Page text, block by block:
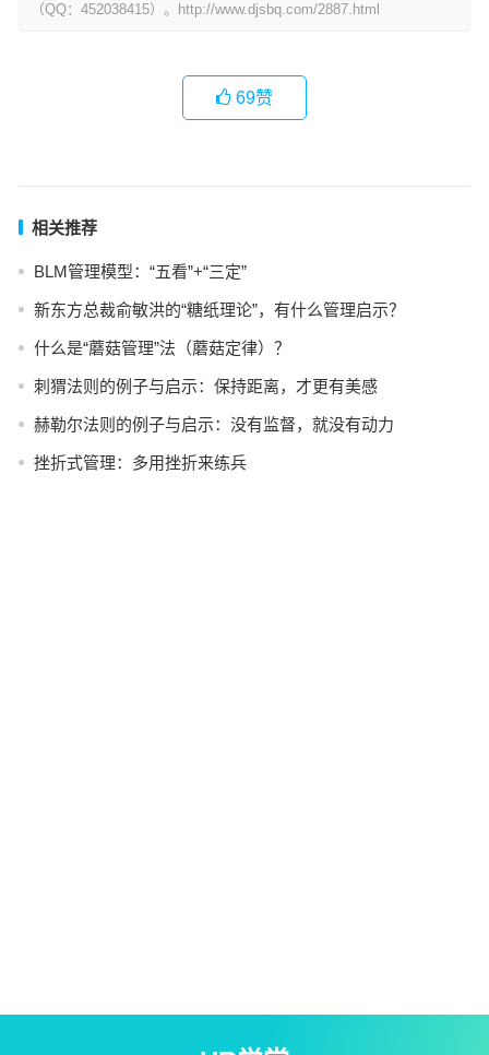
（QQ：452038415）。http://www.djsbq.com/2887.html
69赞
相关推荐
BLM管理模型：“五看”+“三定”
新东方总裁俞敏洪的“糖纸理论”，有什么管理启示？
什么是“蘑菇管理”法（蘑菇定律）？
刺猬法则的例子与启示：保持距离，才更有美感
赫勒尔法则的例子与启示：没有监督，就没有动力
挫折式管理：多用挫折来练兵